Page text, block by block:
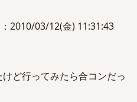
2010/03/12(金) 11:31:43
けど行ってみたら合コンだっ